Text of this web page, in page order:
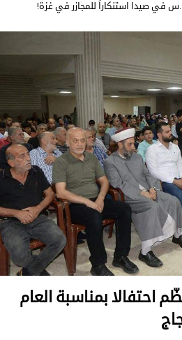
في صيدا استنكاراً للمجازر في غزة!
احتفالا بمناسبة العام